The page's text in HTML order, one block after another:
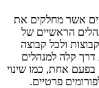
אשר מחלקים את
הראשיים של
ולכל קבוצה
קלה למנהלים
אחת, כמו שינוי
פרטיים.